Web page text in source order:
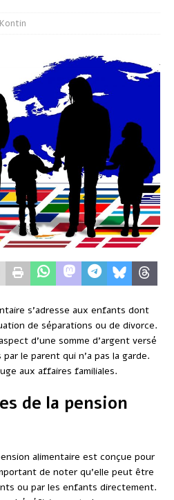
s’adresse aux enfants dont
de séparations ou de divorce.
d’une somme d’argent versé
le parent qui n’a pas la garde.
aux affaires familiales.
de la pension
alimentaire est conçue pour
de noter qu’elle peut être
ou par les enfants directement.